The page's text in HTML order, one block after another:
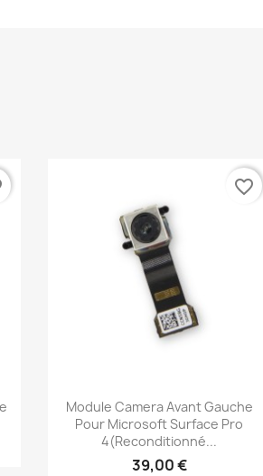
Aperçu rapide
Module Camera Avant Gauche
Pour Microsoft Surface Pro
4(reconditionné...
39,00 €
favorite_border